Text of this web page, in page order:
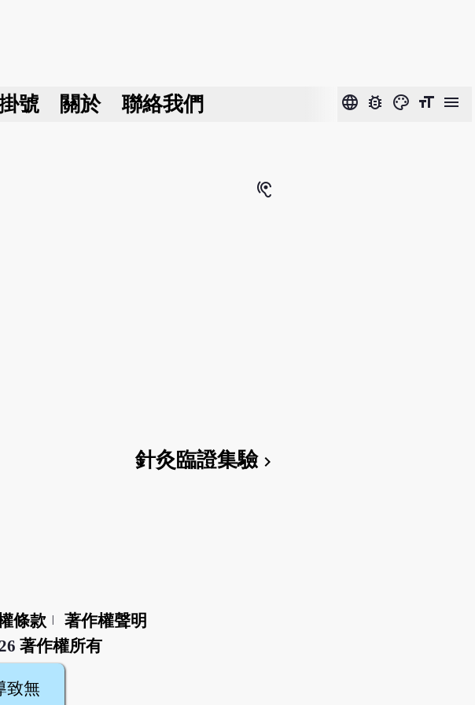
號 關於 聯絡我們 language bug_report color_lens format_size menu
hearing
針灸臨證集驗chevron_right
條款
著作權聲明
著作權所有
致無